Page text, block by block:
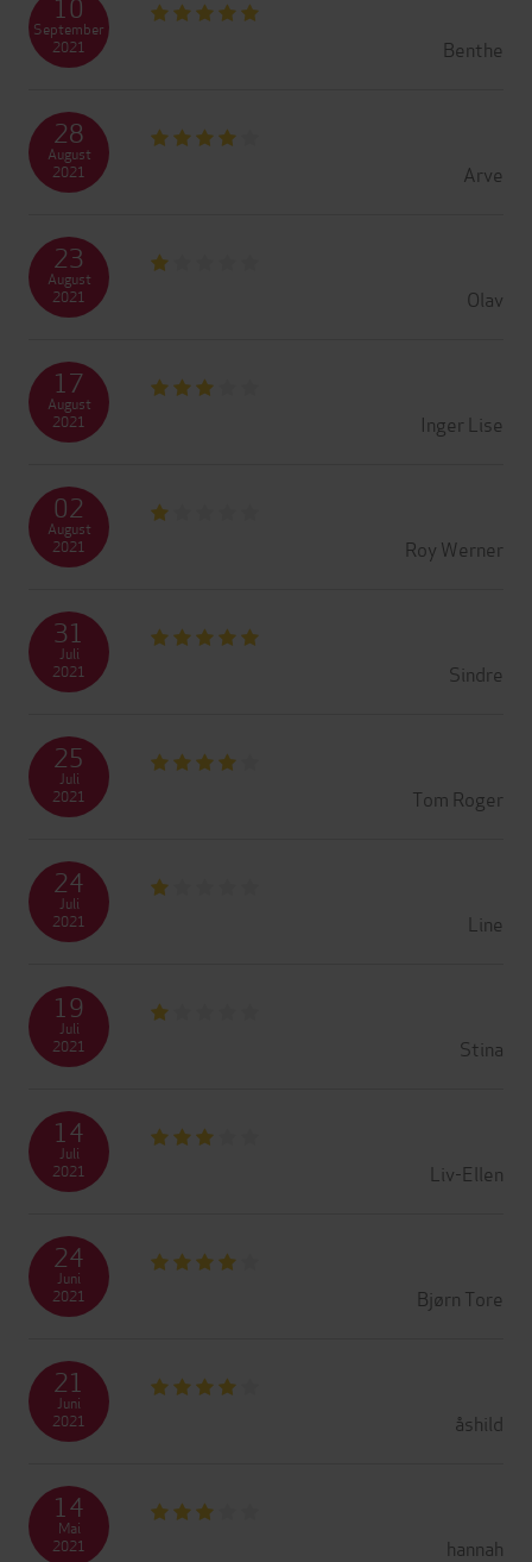
Benthe
September
2021
Arve
28
August
2021
Olav
23
August
2021
Inger Lise
17
August
2021
Roy Werner
02
August
2021
Sindre
31
Juli
2021
Tom Roger
25
Juli
2021
Line
24
Juli
2021
Stina
19
Juli
2021
Liv-Ellen
14
Juli
2021
Bjørn Tore
24
Juni
2021
åshild
21
Juni
2021
hannah
14
Mai
2021